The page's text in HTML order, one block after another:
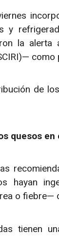
y
la alerta
como
de
quesos en
hayan
o fiebre—
tienen